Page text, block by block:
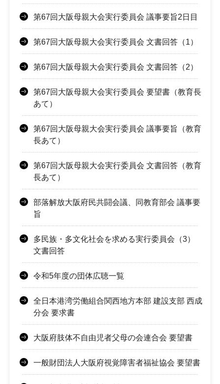
第67回大阪母親大会実行委員会 議事要旨2日目
第67回大阪母親大会実行委員会 文書回答（1）
第67回大阪母親大会実行委員会 文書回答（2）
第67回大阪母親大会実行委員会 要望書（教育長
あて）
第67回大阪母親大会実行委員会 議事要旨（教育
長あて）
第67回大阪母親大会実行委員会 文書回答（教育
長あて）
部落解放大阪府民共闘会議、同教育部会 議事要
旨
多民族・多文化社会を求める実行委員会（3）
文書回答
令和5年度の団体広聴一覧
全日本港湾労働組合関西地方本部 建設支部 西成
分会 要求書
大阪府肢体不自由児者父母の会連合会 要望書
一般財団法人大阪府視覚障害者福祉協会 要望書